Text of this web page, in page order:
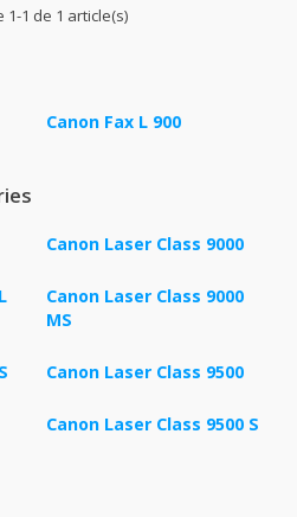
1-1 de 1 article(s)
Canon Fax L 900
Canon Laser Class 9000
Canon Laser Class 9000
MS
Canon Laser Class 9500
Canon Laser Class 9500 S